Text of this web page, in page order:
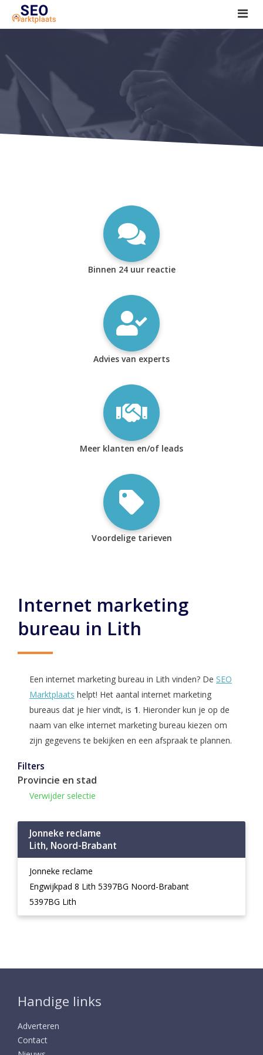
SEO tools reviews
Marketeer bij jou in de buurt?
Offerte
1. Seo voor beginners +
2. Onderzoeken +
Binnen 24 uur reactie
Advies van experts
Meer klanten en/of leads
Voordelige tarieven
Internet marketing
bureau in Lith
Een internet marketing bureau in Lith vinden? De SEO
Marktplaats helpt! Het aantal internet marketing
bureaus dat je hier vindt, is 1. Hieronder kun je op de
naam van elke internet marketing bureau kiezen om
zijn gegevens te bekijken en een afspraak te plannen.
Filters
Provincie en stad
Verwijder selectie
Jonneke reclame
Lith, Noord-Brabant
Jonneke reclame
Engwijkpad 8 Lith 5397BG Noord-Brabant
5397BG Lith
Handige links
Adverteren
Contact